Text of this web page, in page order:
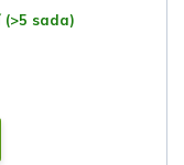
(>5 sada)